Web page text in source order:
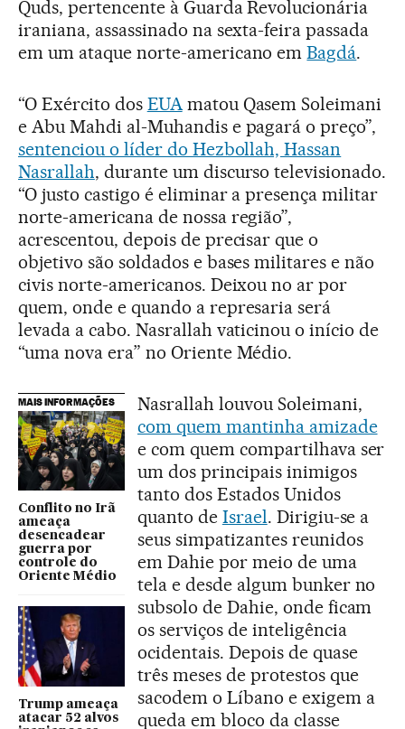
Quds, pertencente à Guarda Revolucionária
iraniana, assassinado na sexta-feira passada
em um ataque norte-americano emBagdá.
“O Exército dos EUAmatou Qasem Soleimani
e Abu Mahdi al-Muhandis e pagará o preço”,
sentenciou o líder do Hezbollah, Hassan
Nasrallah, durante um discurso televisionado.
“O justo castigo é eliminar a presença militar
norte-americana de nossa região”,
acrescentou, depois de precisar que o
objetivo são soldados e bases militares e não
civis norte-americanos. Deixou no ar por
quem, onde e quando a represaria será
levada a cabo. Nasrallah vaticinou o início de
“uma nova era” no Oriente Médio.
MAIS INFORMAÇÕES
Conflito no Irã
ameaça
desencadear
guerra por
controle do
Oriente Médio
Trump ameaça
atacar 52 alvos
Nasrallah louvou Soleimani,
com quem mantinha amizade
e com quem compartilhava ser
um dos principais inimigos
tanto dos Estados Unidos
quanto de Israel. Dirigiu-se a
seus simpatizantes reunidos
em Dahie por meio de uma
tela e desde algum bunker no
subsolo de Dahie, onde ficam
os serviços de inteligência
ocidentais. Depois de quase
três meses de protestos que
sacodem o Líbano e exigem a
queda em bloco da classe